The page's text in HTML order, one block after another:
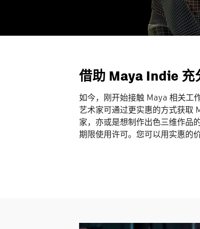
借助 Maya Indie 充
如今，刚开始接触 Maya 相关工
艺术家可通过更实惠的方式获取
家，亦或是想制作出色三维作
期限使用许可。您可以用实惠的